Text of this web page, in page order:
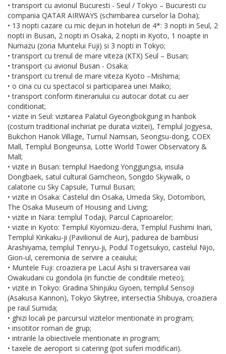
• transport cu avionul Bucuresti - Seul / Tokyo – Bucuresti cu
compania QATAR AIRWAYS (schimbarea curselor la Doha);
• 13 nopti cazare cu mic dejun in hoteluri de 4*: 3 nopti in Seul, 2
nopti in Busan, 2 nopti in Osaka, 2 nopti in Kyoto, 1 noapte in
Numazu (zona Muntelui Fuji) si 3 nopti in Tokyo;
• transport cu trenul de mare viteza (KTX) Seul – Busan;
• transport cu avionul Busan - Osaka;
• transport cu trenul de mare viteza Kyoto –Mishima;
• o cina cu cu spectacol si participarea unei Maiko;
• transport conform itinerariului cu autocar dotat cu aer
conditionat;
• vizite in Seul: vizitarea Palatul Gyeongbokgung in hanbok
(costum traditional inchiriat pe durata vizitei), Templul Jogyesa,
Bukchon Hanok Village, Turnul Namsan, Seongsu-dong, COEX
Mall, Templul Bongeunsa, Lotte World Tower Observatory &
Mall;
• vizite in Busan: templul Haedong Yonggungsa, insula
Dongbaek, satul cultural Gamcheon, Songdo Skywalk, o
calatorie cu Sky Capsule, Turnul Busan;
• vizite in Osaka: Castelul din Osaka, Umeda Sky, Dotombori,
The Osaka Museum of Housing and Living;
• vizite in Nara: templul Todaji, Parcul Caprioarelor;
• vizite in Kyoto: Templul Kiyomizu-dera, Templul Fushimi Inari,
Templul Kinkaku-ji (Pavilionul de Aur), padurea de bambusi
Arashiyama, templul Tenryu-ji, Podul Togetsukyo, castelul Nijo,
Gion-ul, ceremonia de servire a ceaiului;
• Muntele Fuji: croaziera pe Lacul Ashi si traversarea vaii
Owakudani cu gondola (in functie de conditiile meteo);
• vizite in Tokyo: Gradina Shinjuku Gyoen, templul Sensoji
(Asakusa Kannon), Tokyo Skytree, intersectia Shibuya, croaziera
pe raul Sumida;
• ghizi locali pe parcursul vizitelor mentionate in program;
• insotitor roman de grup;
• intrarile la obiectivele mentionate in program;
• taxele de aeroport si catering (pot suferi modificari).